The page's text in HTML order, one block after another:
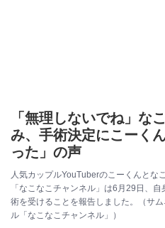
「無理しないでね」な
み、手術決定にこーく
った」の声
人気カップルYouTuberのこーくんとな
「なこなこチャンネル」は6月29日、
術を受けることを報告しました。（サ
ル「なこなこチャンネル」）